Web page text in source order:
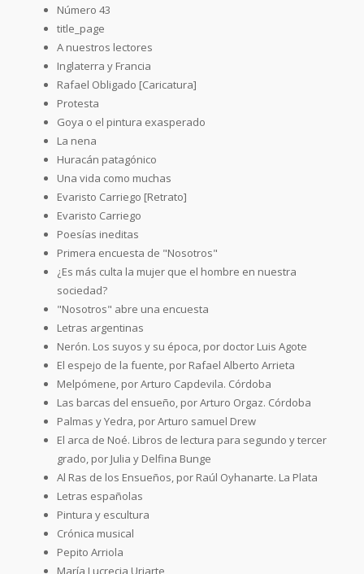
Número 43
title_page
A nuestros lectores
Inglaterra y Francia
Rafael Obligado [Caricatura]
Protesta
Goya o el pintura exasperado
La nena
Huracán patagónico
Una vida como muchas
Evaristo Carriego [Retrato]
Evaristo Carriego
Poesías ineditas
Primera encuesta de "Nosotros"
¿Es más culta la mujer que el hombre en nuestra
sociedad?
"Nosotros" abre una encuesta
Letras argentinas
Nerón. Los suyos y su época, por doctor Luis Agote
El espejo de la fuente, por Rafael Alberto Arrieta
Melpómene, por Arturo Capdevila. Córdoba
Las barcas del ensueño, por Arturo Orgaz. Córdoba
Palmas y Yedra, por Arturo samuel Drew
El arca de Noé. Libros de lectura para segundo y tercer
grado, por Julia y Delfina Bunge
Al Ras de los Ensueños, por Raúl Oyhanarte. La Plata
Letras españolas
Pintura y escultura
Crónica musical
Pepito Arriola
María Lucrecia Uriarte